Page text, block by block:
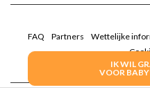
IK WIL
VOOR
FAQ Partners Wettelijke